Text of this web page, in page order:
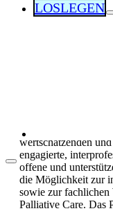
Als
LOSLEGEN
ist eine
Pflegefachperson
Deutschkenntnisse
vorausgesetzt.
ausgeprägtem
Teamfähigkeit,
täglichen
in einem
Fachgebiet im
strukturierte
und Teamkollegen
wertschätzenden
engagierte,
offene und
die Möglichkeit zur
sowie zur
Palliative Care. Das